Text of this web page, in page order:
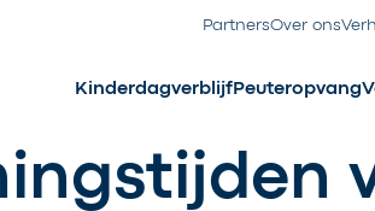
PartnersOver ons
Kinderdagverblijf Peuteropvang